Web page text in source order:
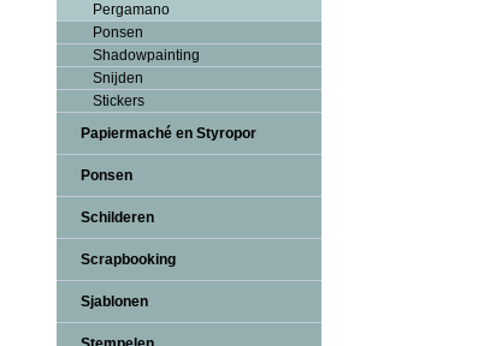
Pergamano
Ponsen
Shadowpainting
Snijden
Stickers
Papiermaché en Styropor
Ponsen
Schilderen
Scrapbooking
Sjablonen